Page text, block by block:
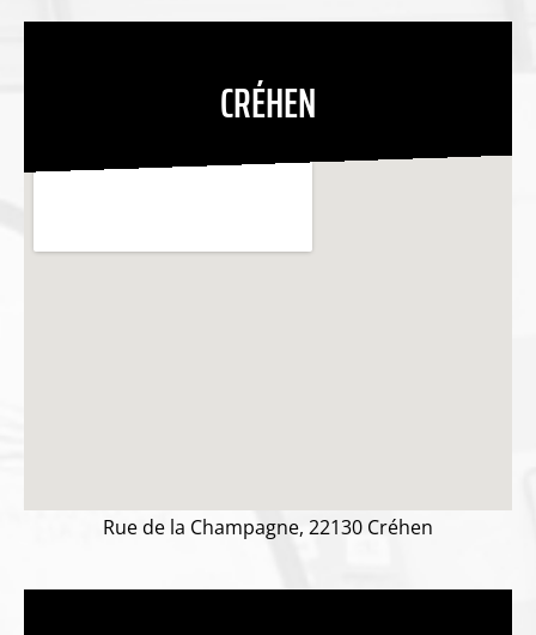
CRÉHEN
Rue de la Champagne, 22130 Créhen